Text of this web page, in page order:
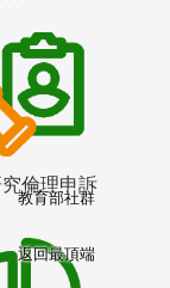
究倫理申訴
教育部社群
返回最頂端